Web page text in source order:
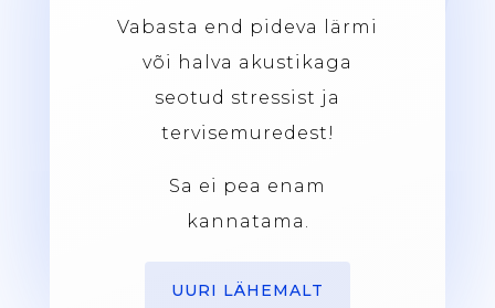
Vabasta end pideva lärmi
või halva akustikaga
seotud stressist ja
tervisemuredest!
Sa ei pea enam
kannatama.
UURI LÄHEMALT